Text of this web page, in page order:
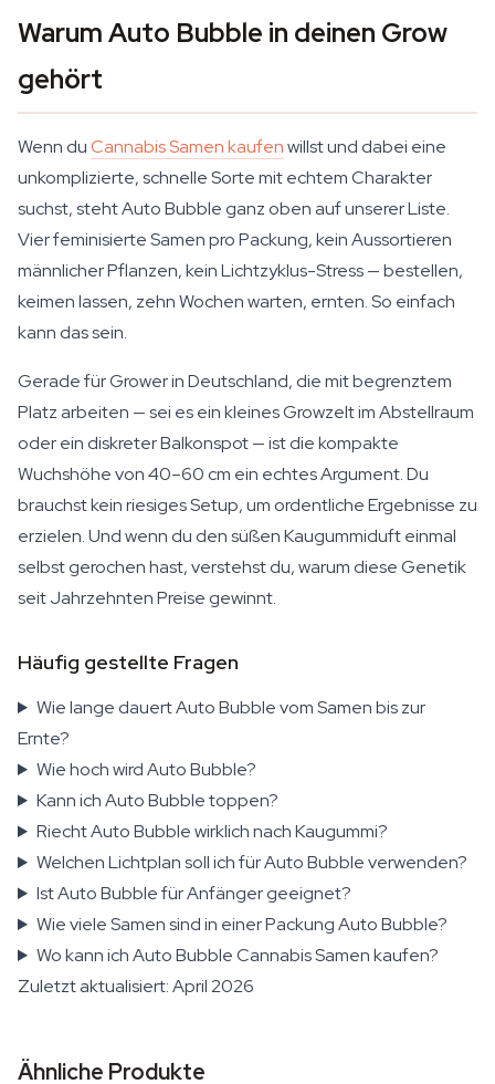
Warum Auto Bubble in deinen Grow
gehört
Wenn duCannabis Samen kaufenwillst und dabei eine
unkomplizierte, schnelle Sorte mit echtem Charakter
suchst, steht Auto Bubble ganz oben auf unserer Liste.
Vier feminisierte Samen pro Packung, kein Aussortieren
männlicher Pflanzen, kein Lichtzyklus-Stress — bestellen,
keimen lassen, zehn Wochen warten, ernten. So einfach
kann das sein.
Gerade für Grower in Deutschland, die mit begrenztem
Platz arbeiten — sei es ein kleines Growzelt im Abstellraum
oder ein diskreter Balkonspot — ist die kompakte
Wuchshöhe von 40–60 cm ein echtes Argument. Du
brauchst kein riesiges Setup, um ordentliche Ergebnisse zu
erzielen. Und wenn du den süßen Kaugummiduft einmal
selbst gerochen hast, verstehst du, warum diese Genetik
seit Jahrzehnten Preise gewinnt.
Häufig gestellte Fragen
Wie lange dauert Auto Bubble vom Samen bis zur
Ernte?
Wie hoch wird Auto Bubble?
Kann ich Auto Bubble toppen?
Riecht Auto Bubble wirklich nach Kaugummi?
Welchen Lichtplan soll ich für Auto Bubble verwenden?
Ist Auto Bubble für Anfänger geeignet?
Wie viele Samen sind in einer Packung Auto Bubble?
Wo kann ich Auto Bubble Cannabis Samen kaufen?
Zuletzt aktualisiert: April 2026
Ähnliche Produkte